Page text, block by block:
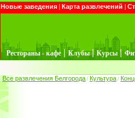
Новые заведения | Карта развлечений |
Рестораны - кафе | Клубы | Курсы |
Все развлечения Белгорода / Культура /